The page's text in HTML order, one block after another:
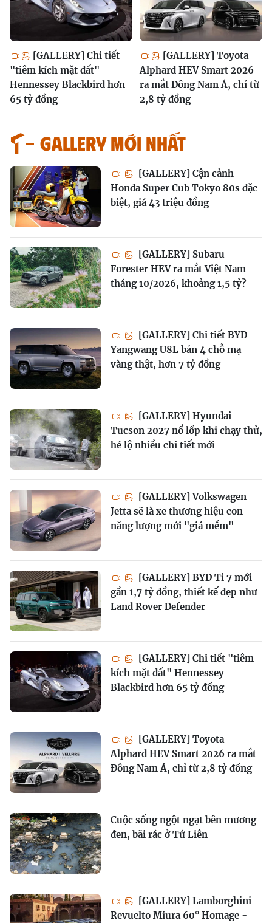
[GALLERY] Chi tiết
"tiêm kích mặt đất"
Hennessey Blackbird hơn
65 tỷ đồng
[GALLERY] Toyota
Alphard HEV Smart 2026
ra mắt Đông Nam Á, chỉ từ
2,8 tỷ đồng
GALLERY MỚI NHẤT
[GALLERY] Cận cảnh
Honda Super Cub Tokyo 80s đặc
biệt, giá 43 triệu đồng
[GALLERY] Subaru
Forester HEV ra mắt Việt Nam
tháng 10/2026, khoảng 1,5 tỷ?
[GALLERY] Chi tiết BYD
Yangwang U8L bản 4 chỗ mạ
vàng thật, hơn 7 tỷ đồng
[GALLERY] Hyundai
Tucson 2027 nổ lốp khi chạy thử,
hé lộ nhiều chi tiết mới
[GALLERY] Volkswagen
Jetta sẽ là xe thương hiệu con
năng lượng mới "giá mềm"
[GALLERY] BYD Ti 7 mới
gần 1,7 tỷ đồng, thiết kế đẹp như
Land Rover Defender
[GALLERY] Chi tiết "tiêm
kích mặt đất" Hennessey
Blackbird hơn 65 tỷ đồng
[GALLERY] Toyota
Alphard HEV Smart 2026 ra mắt
Đông Nam Á, chỉ từ 2,8 tỷ đồng
Cuộc sống ngột ngạt bên mương
đen, bãi rác ở Tứ Liên
[GALLERY] Lamborghini
Revuelto Miura 60° Homage -